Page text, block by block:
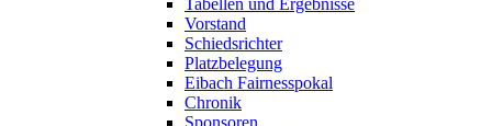
Tabellen und Ergebnisse
Vorstand
Schiedsrichter
Platzbelegung
Eibach Fairnesspokal
Chronik
Sponsoren